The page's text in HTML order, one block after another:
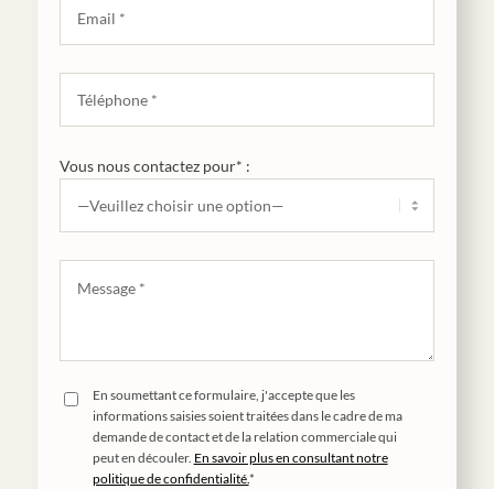
Vous nous contactez pour* :
En soumettant ce formulaire, j'accepte que les
informations saisies soient traitées dans le cadre de ma
demande de contact et de la relation commerciale qui
peut en découler. En savoir plus en consultant notre
politique de confidentialité.*